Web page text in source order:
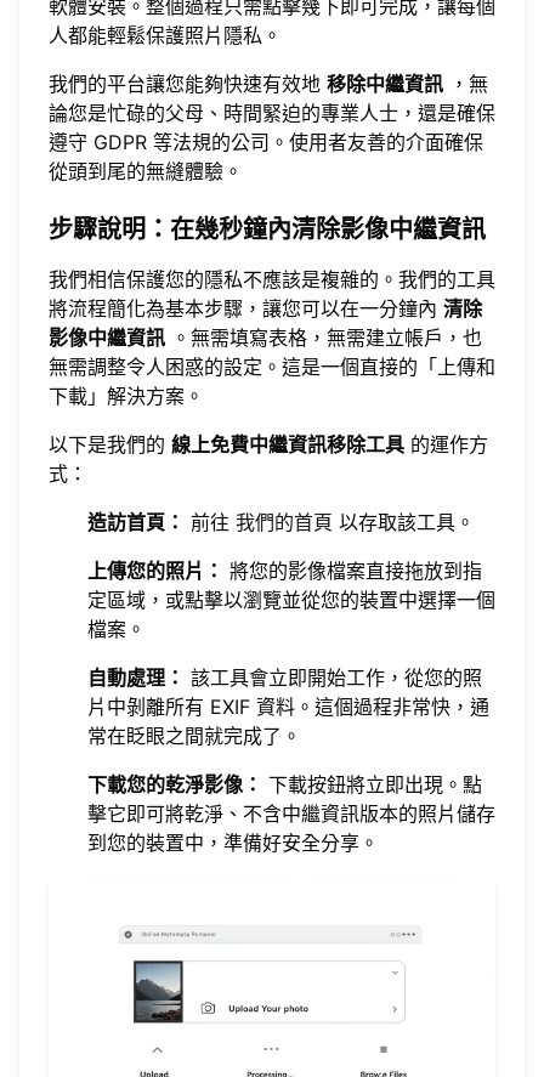
軟體安裝。整個過程只需點擊幾下即可完成，讓每個
人都能輕鬆保護照片隱私。
我們的平台讓您能夠快速有效地 移除中繼資訊 ，無
論您是忙碌的父母、時間緊迫的專業人士，還是確保
遵守 GDPR 等法規的公司。使用者友善的介面確保
從頭到尾的無縫體驗。
步驟說明：在幾秒鐘內清除影像中繼資訊
我們相信保護您的隱私不應該是複雜的。我們的工具
將流程簡化為基本步驟，讓您可以在一分鐘內 清除
影像中繼資訊 。無需填寫表格，無需建立帳戶，也
無需調整令人困惑的設定。這是一個直接的「上傳和
下載」解決方案。
以下是我們的 線上免費中繼資訊移除工具 的運作方
式：
造訪首頁： 前往 我們的首頁 以存取該工具。
上傳您的照片： 將您的影像檔案直接拖放到指
定區域，或點擊以瀏覽並從您的裝置中選擇一個
檔案。
自動處理： 該工具會立即開始工作，從您的照
片中剝離所有 EXIF 資料。這個過程非常快，通
常在眨眼之間就完成了。
下載您的乾淨影像： 下載按鈕將立即出現。點
擊它即可將乾淨、不含中繼資訊版本的照片儲存
到您的裝置中，準備好安全分享。